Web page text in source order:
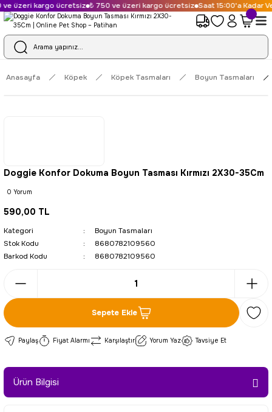
üzeri kargo ücretsiz ₺ 750 ve üzeri kargo ücretsiz Saat 15:00'a Kadar
Anasayfa Köpek Köpek Tasmaları Boyun Tasmaları
Doggie Konfor Dokuma Boyun Tasması Kırmızı 2X30-35Cm
0 Yorum
590,00 TL
Kategori
Boyun Tasmaları
Stok Kodu
8680782109560
Barkod Kodu
8680782109560
Sepete Ekle
Paylaş Fiyat Alarmı Karşılaştır Yorum Yaz Tavsiye Et
Ürün Bilgisi